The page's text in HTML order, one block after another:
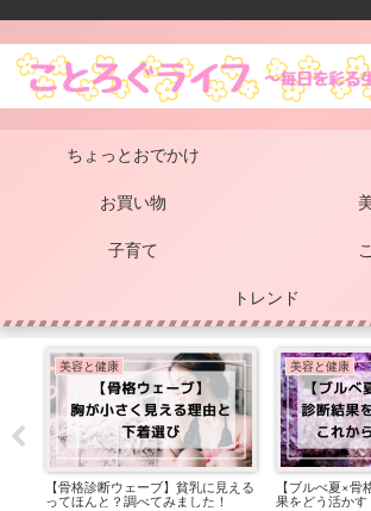
ちょっとおでかけ
お買い物
子育て
トレンド
美容と健康
【骨格診断ウェーブ】貧乳に見える
ってほんと？調べてみました！
美容と健康
【ブルべ夏×
果をどう活かす